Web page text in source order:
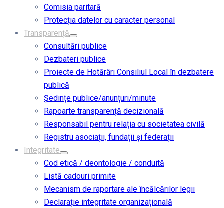
Comisia paritară
Protecția datelor cu caracter personal
Transparență
Consultări publice
Dezbateri publice
Proiecte de Hotărâri Consiliul Local în dezbatere
publică
Ședințe publice/anunțuri/minute
Rapoarte transparență decizională
Responsabil pentru relația cu societatea civilă
Registru asociații, fundații și federații
Integritate
Cod etică / deontologie / conduită
Listă cadouri primite
Mecanism de raportare ale încălcărilor legii
Declarație integritate organizațională